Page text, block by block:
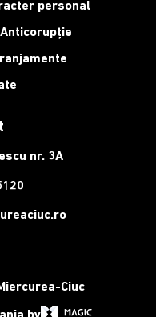
personal
nr. 3A
Ciuc